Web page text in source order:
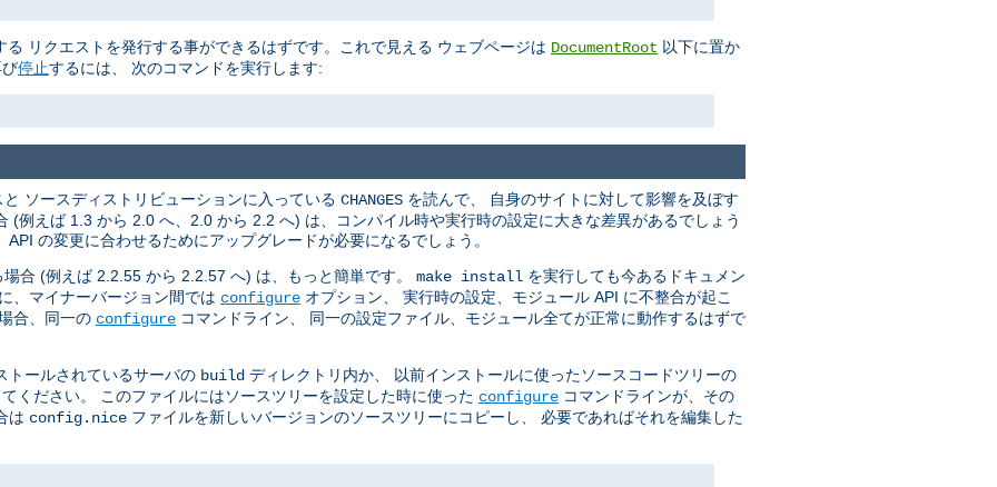
リクエストを発行する事ができるはずです。これで見える ウェブページは DocumentRoot 以下に置か
停止するには、 次のコマンドを実行します:
ソースディストリビューションに入っている CHANGES を読んで、 自身のサイトに対して影響を及ぼす
例えば 1.3 から 2.0 へ、2.0 から 2.2 へ) は、コンパイル時や実行時の設定に大きな差異があるでしょう
の変更に合わせるためにアップグレードが必要になるでしょう。
合 (例えば 2.2.55 から 2.2.57 へ) は、もっと簡単です。 make install を実行しても今あるドキュメン
、マイナーバージョン間では configure オプション、 実行時の設定、モジュール API に不整合が起こ
合、同一の configure コマンドライン、 同一の設定ファイル、モジュール全てが正常に動作するはずで
トールされているサーバの build ディレクトリ内か、 以前インストールに使ったソースコードツリーの
ください。 このファイルにはソースツリーを設定した時に使った configure コマンドラインが、その
は config.nice ファイルを新しいバージョンのソースツリーにコピーし、 必要であればそれを編集した